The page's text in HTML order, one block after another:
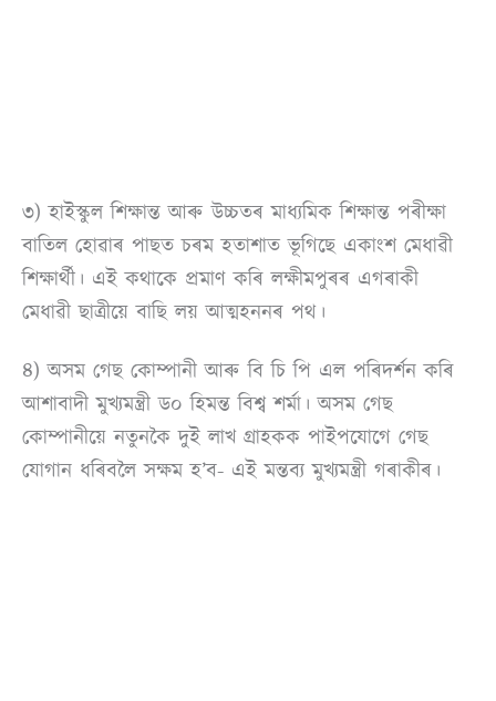
৩) হাইস্কুল শিক্ষান্ত আৰু উচ্চতৰ মাধ্যমিক শিক্ষান্ত পৰীক্ষা
বাতিল হোৱাৰ পাছত চৰম হতাশাত ভূগিছে একাংশ মেধাৱী
শিক্ষাৰ্থী। এই কথাকে প্ৰমাণ কৰি লক্ষীমপুৰৰ এগৰাকী
মেধাৱী ছাত্ৰীয়ে বাছি লয় আত্মহননৰ পথ।
৪) অসম গেছ কোম্পানী আৰু বি চি পি এল পৰিদৰ্শন কৰি
আশাবাদী মুখ্যমন্ত্ৰী ড০ হিমন্ত বিশ্ব শৰ্মা। অসম গেছ
কোম্পানীয়ে নতুনকৈ দুই লাখ গ্ৰাহকক পাইপযোগে গেছ
যোগান ধৰিবলৈ সক্ষম হ’ব- এই মন্তব্য মুখ্যমন্ত্ৰী গৰাকীৰ।